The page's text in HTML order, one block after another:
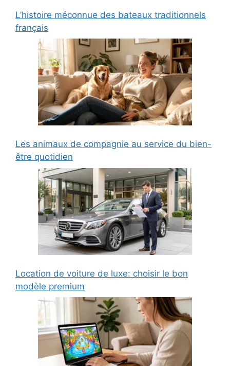
L’histoire méconnue des bateaux traditionnels
français
Les animaux de compagnie au service du bien-
être quotidien
Location de voiture de luxe: choisir le bon
modèle premium